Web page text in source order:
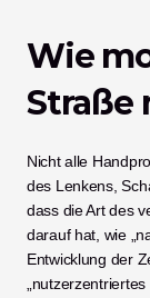
Wie
Straße
Nicht alle
des Lenkens,
dass die Art des
darauf hat, wie
Entwicklung der